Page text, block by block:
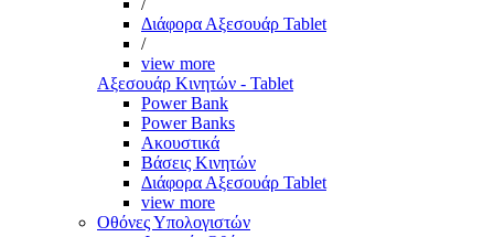
/
Διάφορα Αξεσουάρ Tablet
/
view more
Αξεσουάρ Κινητών - Tablet
Power Bank
Power Banks
Ακουστικά
Βάσεις Κινητών
Διάφορα Αξεσουάρ Tablet
view more
Οθόνες Υπολογιστών